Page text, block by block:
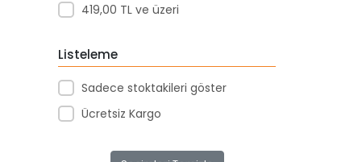
Aıhao
Akar Kırtasiye
Akçağ Yayınları
Aktive Oyuncak
419,00 TL ve üzeri
Listeleme
Sadece stoktakileri göster
Ücretsiz Kargo